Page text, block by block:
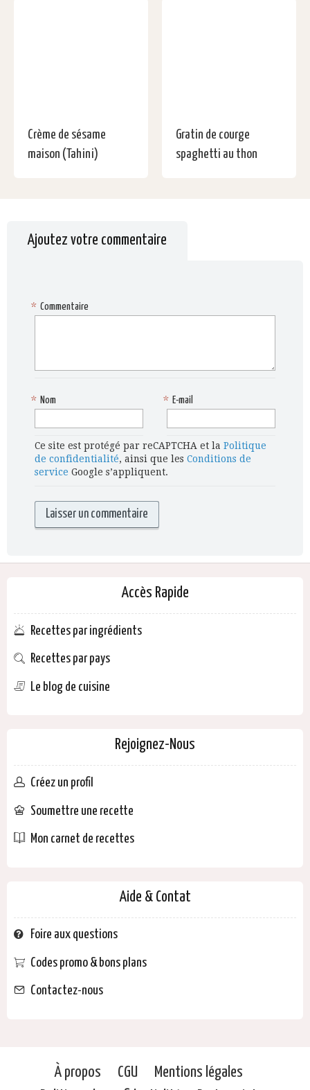
Crème de sésame
maison (Tahini)
Gratin de courge
spaghetti au thon
Ajoutez votre commentaire
Commentaire
*
Nom
* E-mail
*
Ce site est protégé par reCAPTCHA et la Politique
de confidentialité, ainsi que les Conditions de
service Google s’appliquent.
Accès Rapide
Recettes par ingrédients
Recettes par pays
Le blog de cuisine
Rejoignez-Nous
Créez un profil
Soumettre une recette
Mon carnet de recettes
Aide & Contat
Foire aux questions
Codes promo & bons plans
Contactez-nous
À propos CGU
Mentions légales